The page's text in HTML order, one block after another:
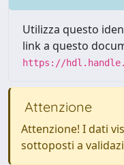
Utilizza questo
link a questo
https://
Attenzione
Attenzione! I dati
sottoposti a